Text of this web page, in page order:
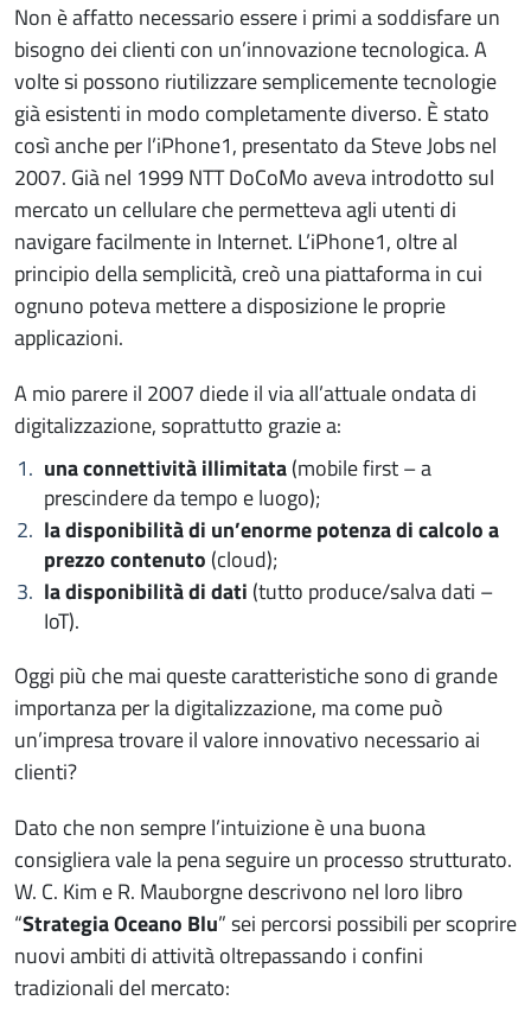
Non è affatto necessario essere i primi a soddisfare un
bisogno dei clienti con un’innovazione tecnologica. A
volte si possono riutilizzare semplicemente tecnologie
già esistenti in modo completamente diverso. È stato
così anche per l’iPhone1, presentato da Steve Jobs nel
2007. Già nel 1999 NTT DoCoMo aveva introdotto sul
mercato un cellulare che permetteva agli utenti di
navigare facilmente in Internet. L’iPhone1, oltre al
principio della semplicità, creò una piattaforma in cui
ognuno poteva mettere a disposizione le proprie
applicazioni.
A mio parere il 2007 diede il via all’attuale ondata di
digitalizzazione, soprattutto grazie a:
una connettività illimitata(mobile first – a
prescindere da tempo e luogo);
la disponibilità di un’enorme potenza di calcolo a
prezzo contenuto (cloud);
la disponibilità di dati (tutto produce/salva dati –
IoT).
Oggi più che mai queste caratteristiche sono di grande
importanza per la digitalizzazione, ma come può
un’impresa trovare il valore innovativo necessario ai
clienti?
Dato che non sempre l’intuizione è una buona
consigliera vale la pena seguire un processo strutturato.
W. C. Kim e R. Mauborgne descrivono nel loro libro
“Strategia Oceano Blu” sei percorsi possibili per scoprire
nuovi ambiti di attività oltrepassando i confini
tradizionali del mercato: